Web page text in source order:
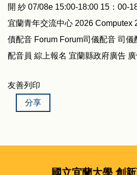
友善列印
分享
國立宜蘭大學 創